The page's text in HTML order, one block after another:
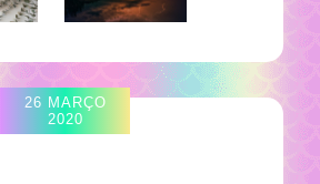
26 MARÇO
2020